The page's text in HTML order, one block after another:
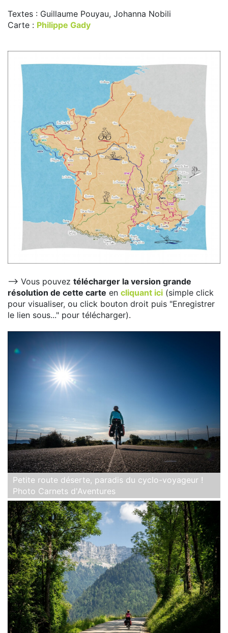
Textes : Guillaume Pouyau, Johanna Nobili
Carte : Philippe Gady
--> Vous pouvez télécharger la version grande
résolution de cette carte en cliquant ici (simple click
pour visualiser, ou click bouton droit puis "Enregistrer
le lien sous..." pour télécharger).
Petite route déserte, paradis du cyclo-voyageur !
Photo Carnets d'Aventures